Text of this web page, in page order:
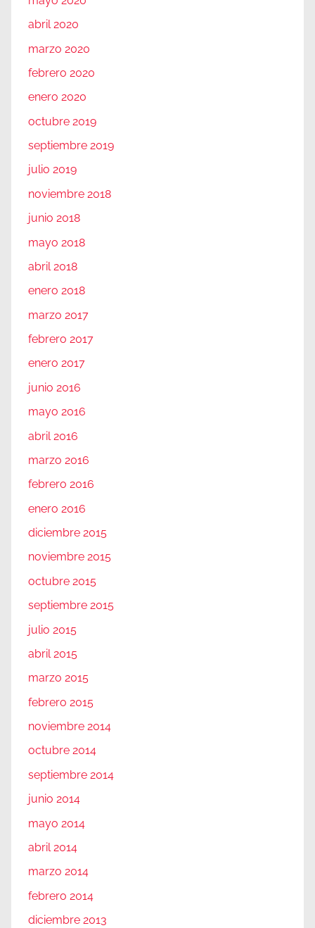
abril 2020
marzo 2020
febrero 2020
enero 2020
octubre 2019
septiembre 2019
julio 2019
noviembre 2018
junio 2018
mayo 2018
abril 2018
enero 2018
marzo 2017
febrero 2017
enero 2017
junio 2016
mayo 2016
abril 2016
marzo 2016
febrero 2016
enero 2016
diciembre 2015
noviembre 2015
octubre 2015
septiembre 2015
julio 2015
abril 2015
marzo 2015
febrero 2015
noviembre 2014
octubre 2014
septiembre 2014
junio 2014
mayo 2014
abril 2014
marzo 2014
febrero 2014
diciembre 2013